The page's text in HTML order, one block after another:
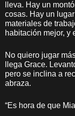
lleva. Hay un
cosas. Hay un
materiales de
habitación mejor, y
No quiero jugar
llega Grace.
pero se inclina a
abraza.
“Es hora de que